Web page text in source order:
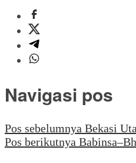
Navigasi pos
Pos sebelumnya Bekasi
Pos berikutnya